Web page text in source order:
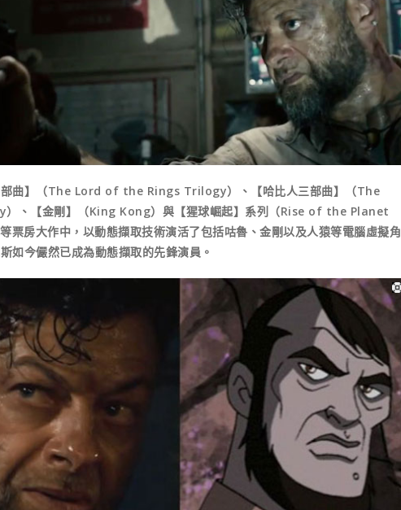
曲】（The Lord of the Rings Trilogy）、【哈比人三部曲】（The
、【金剛】（King Kong）與【猩球崛起】系列（Rise of the Planet
房大作中，以動態擷取技術演活了包括咕魯、金剛以及人猿等電腦虛擬角
如今儼然已成為動態擷取的先鋒演員。